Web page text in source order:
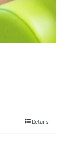
Details